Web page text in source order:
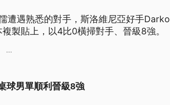
遭遇熟悉的對手，斯洛維尼亞好手Darko
製貼上，以4比0橫掃對手、晉級8強。
...
球男單順利晉級8強